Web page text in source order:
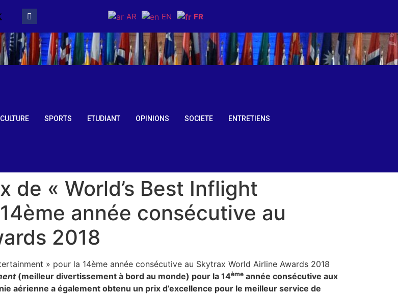
AR EN FR
CULTURE SPORTS ETUDIANT OPINIONS SOCIETE ENTRETIENS
de « World’s Best Inflight
année consécutive au
2018
(meilleur divertissement à bord au monde) pour la 14ème année consécutive aux
aérienne a également obtenu un prix d’excellence pour le meilleur service de